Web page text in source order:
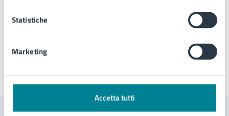
Statistiche
Marketing
Accetta tutti